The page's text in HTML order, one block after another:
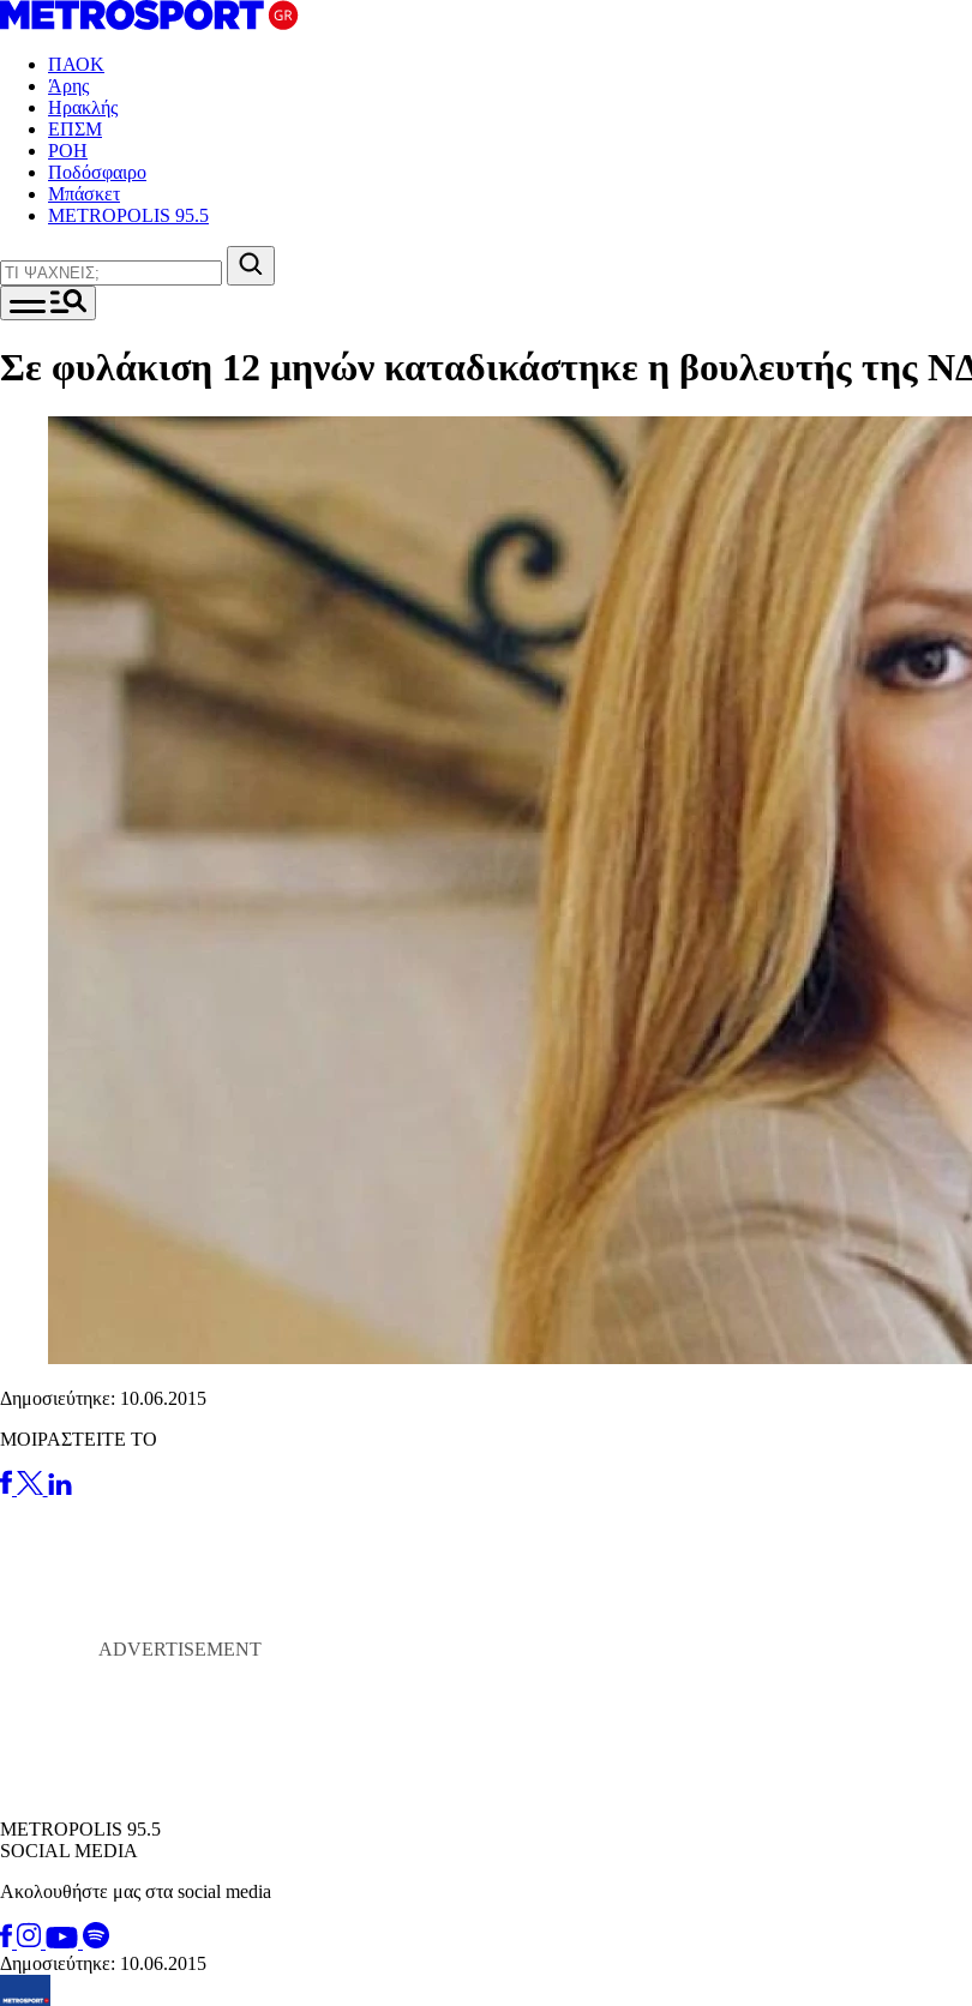
ΠΑΟΚ
Άρης
Ηρακλής
ΕΠΣΜ
ΡΟΗ
Ποδόσφαιρο
Μπάσκετ
METROPOLIS 95.5
Σε φυλάκιση 12 μηνών καταδικάστηκε η βουλευτής της
Δημοσιεύτηκε: 10.06.2015
ΜΟΙΡΑΣΤΕΙΤΕ ΤΟ
METROPOLIS 95.5
SOCIAL MEDIA
Ακολουθήστε μας στα social media
Δημοσιεύτηκε: 10.06.2015